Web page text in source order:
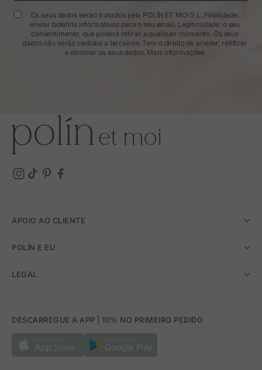
Os seus dados serão tratados pela POLÍN ET MOI S.L. Finalidade:
enviar boletins informativos para o seu email. Legitimidade: o seu
consentimento, que poderá retirar a qualquer momento. Os seus
dados não serão cedidos a terceiros. Tem o direito de aceder, retificar
e eliminar os seus dados. Mais informações
APOIO AO CLIENTE
POLÍN E EU
LEGAL
DESCARREGUE A APP | 10% NO PRIMEIRO PEDIDO